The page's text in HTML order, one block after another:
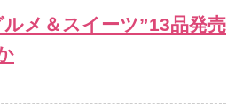
メ＆スイーツ”13品発売